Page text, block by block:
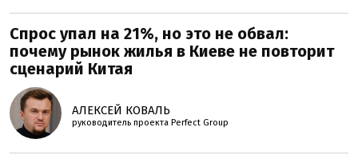
Спрос упал на 21%, но это не обвал:
почему рынок жилья в Киеве не повторит
сценарий Китая
АЛЕКСЕЙ КОВАЛЬ
руководитель проекта Perfеct Group